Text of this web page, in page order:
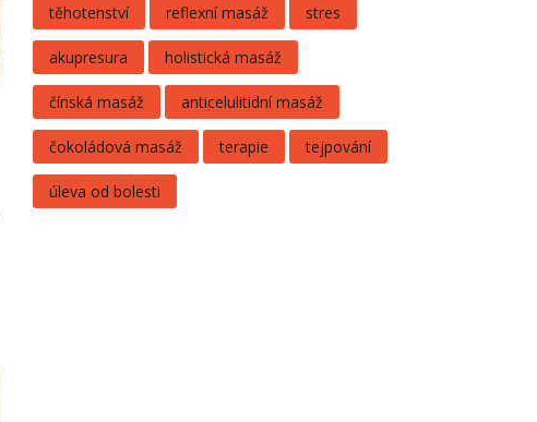
těhotenství reflexní masáž stres
akupresura holistická masáž
čínská masáž anticelulitidní masáž
čokoládová masáž terapie tejpování
úleva od bolesti